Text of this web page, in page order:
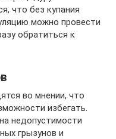
что без купания
можно провести
обратиться к
во мнении, что
избегать.
недопустимости
грызунов и